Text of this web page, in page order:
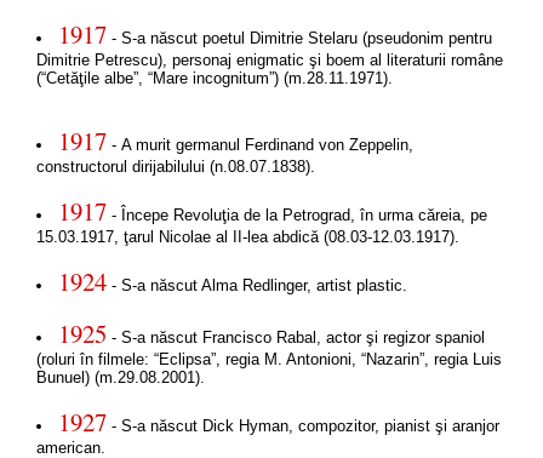
1917 - S-a născut poetul Dimitrie Stelaru (pseudonim pentru
Dimitrie Petrescu), personaj enigmatic şi boem al literaturii române
(“Cetăţile albe”, “Mare incognitum”) (m.28.11.1971).
1917 - A murit germanul Ferdinand von Zeppelin,
constructorul dirijabilului (n.08.07.1838).
1917 - Începe Revoluţia de la Petrograd, în urma căreia, pe
15.03.1917, ţarul Nicolae al II-lea abdică (08.03-12.03.1917).
1924- S-a născut Alma Redlinger, artist plastic.
1925 - S-a născut Francisco Rabal, actor şi regizor spaniol
(roluri în filmele: “Eclipsa”, regia M. Antonioni, “Nazarin”, regia Luis
Bunuel) (m.29.08.2001).
1927 - S-a născut Dick Hyman, compozitor, pianist şi aranjor
american.